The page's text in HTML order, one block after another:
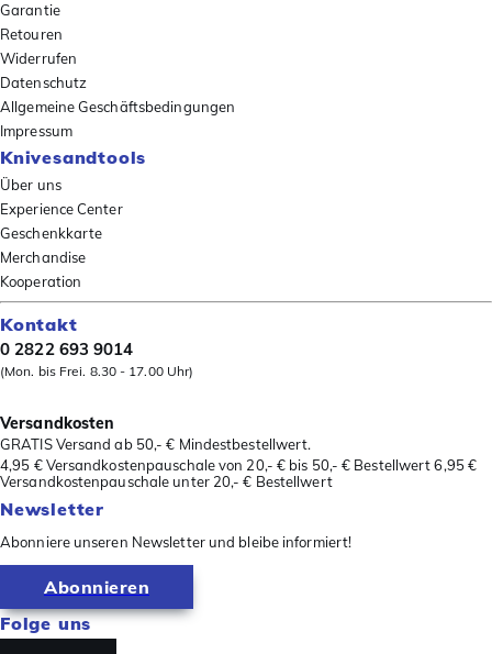
Garantie
Retouren
Widerrufen
Datenschutz
Allgemeine Geschäftsbedingungen
Impressum
Knivesandtools
Über uns
Experience Center
Geschenkkarte
Merchandise
Kooperation
Kontakt
0 2822 693 9014
(Mon. bis Frei. 8.30 - 17.00 Uhr)
Versandkosten
GRATIS Versand ab 50,- € Mindestbestellwert.
4,95 € Versandkostenpauschale von 20,- € bis 50,- € Bestellwert 6,95 €
Versandkostenpauschale unter 20,- € Bestellwert
Newsletter
Abonniere unseren Newsletter und bleibe informiert!
Abonnieren
Folge uns